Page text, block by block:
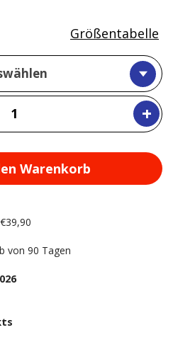
+
Größentabelle
Warenkorb
von 90 Tagen